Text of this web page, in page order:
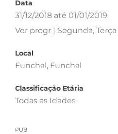
Data
31/12/2018 até 01/01/2019
Ver progr | Segunda, Terça
Local
Funchal, Funchal
Classificação Etária
Todas as Idades
PUB